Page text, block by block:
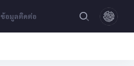
ข้อมูลติดต่อ